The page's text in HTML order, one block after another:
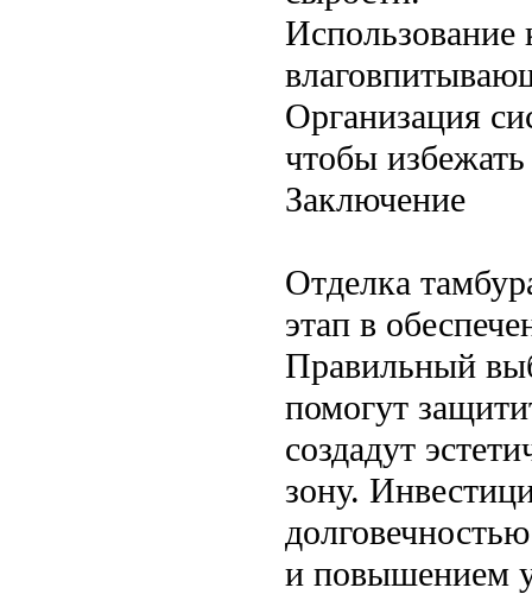
Использование
Организация
чтобы
Заключение
Отделка
этап в
Правильный
помогут
создадут
зону.
и повышением